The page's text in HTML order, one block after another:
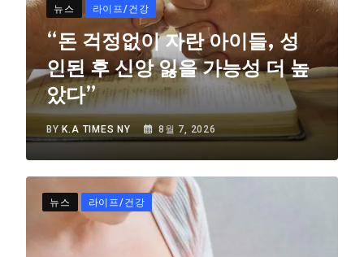
뉴스 라이프/건강
“돈 걱정없이 자란 아이들, 성
인된 후 신앙 잃을 가능성 더 높
았다”
BY K.A TIMES NY 8월 7, 2026
뉴스 라이프/건강